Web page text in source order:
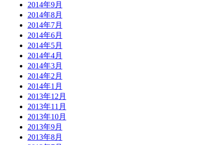
2014年9月
2014年8月
2014年7月
2014年6月
2014年5月
2014年4月
2014年3月
2014年2月
2014年1月
2013年12月
2013年11月
2013年10月
2013年9月
2013年8月